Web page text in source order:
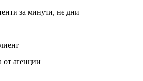
за минути, не дни
от агенции